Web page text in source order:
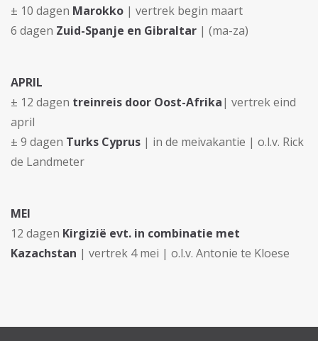
± 10 dagen Marokko | vertrek begin maart
6 dagen Zuid-Spanje en Gibraltar | (ma-za)
APRIL
± 12 dagen treinreis door Oost-Afrika| vertrek eind
april
± 9 dagen Turks Cyprus | in de meivakantie | o.l.v. Rick
de Landmeter
MEI
12 dagen Kirgizië evt. in combinatie met
Kazachstan | vertrek 4 mei | o.l.v. Antonie te Kloese